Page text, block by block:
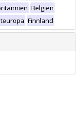
Belgien
Finnland